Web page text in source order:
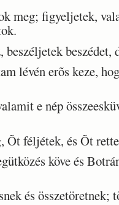
meg; figyeljetek,
beszéljetek
lévén erõs keze,
e nép
Õt féljétek, és Õt
köve és
és összetöretnek;